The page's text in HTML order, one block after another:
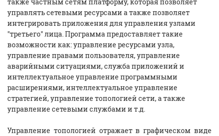
управлять сетевыми ресурсами а также позволяет
интегрировать приложения для управления узлами
"третьего" лица. Программа предоставляет такие
возможности как: управление ресурсами узла,
управление правами пользователя, управление
аварийными ситуациями, служба приложений и
интеллектуальное управление программными
расширениями, интеллектуальное управление
стратегией, управление топологией сети, а также
управление сетевыми службами и т.д.
Управление топологией отражает в графическом виде